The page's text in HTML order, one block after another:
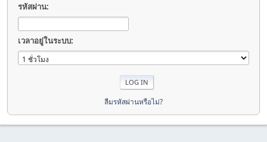
รหัสผ่าน:
เวลาอยู่ในระบบ:
ลืมรหัสผ่านหรือไม่?